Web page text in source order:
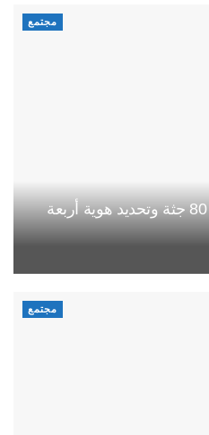
مجتمع
سلطات سبتة تعلن انتشال 80 جثة وتحديد هوية أربعة
مجتمع